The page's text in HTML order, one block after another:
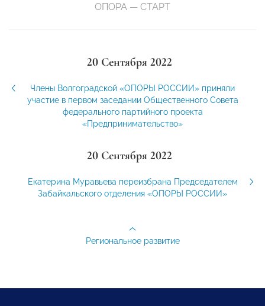
ОПОРА — СТАРТ
20 Сентября 2022
Члены Волгоградской «ОПОРЫ РОССИИ» приняли
участие в первом заседании Общественного Совета
федерального партийного проекта
«Предпринимательство»
20 Сентября 2022
Екатерина Муравьева переизбрана Председателем
Забайкальского отделения «ОПОРЫ РОССИИ»
Региональное развитие